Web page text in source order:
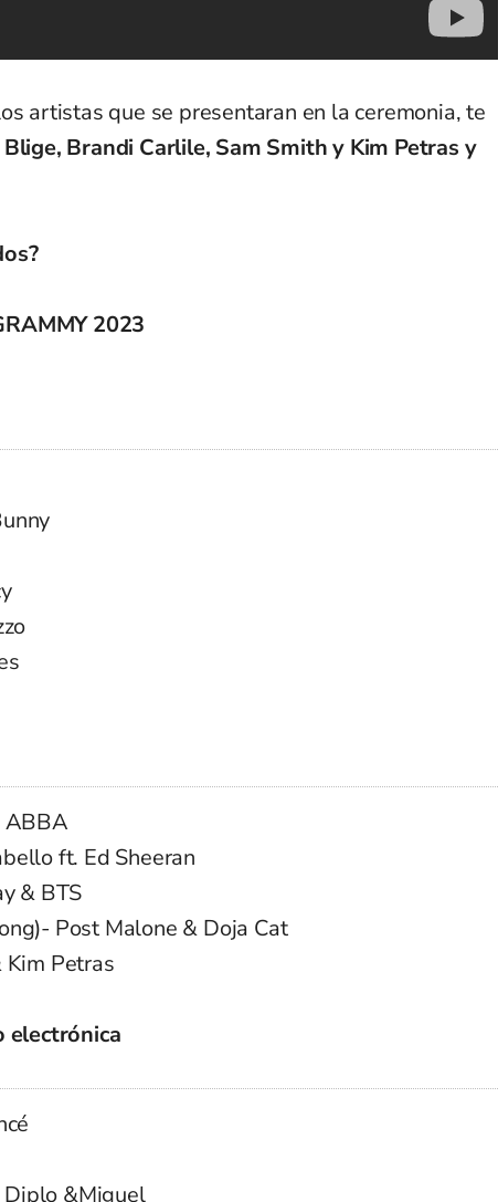
artistas que se presentaran en la ceremonia, te
Blige, Brandi Carlile, Sam Smith y Kim Petras y
2023
ABBA
ft. Ed Sheeran
& BTS
Post Malone & Doja Cat
Petras
electrónica
&Miguel